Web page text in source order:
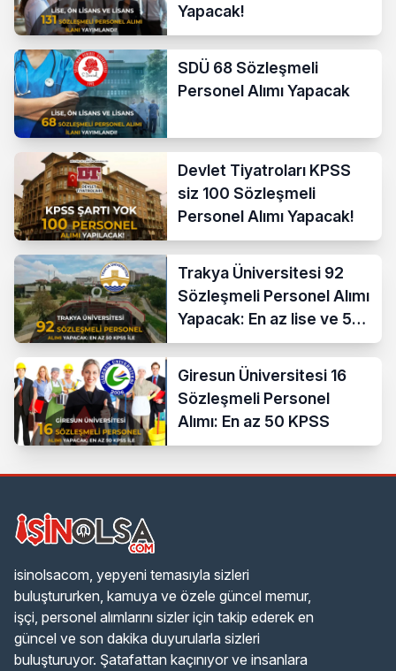
Yapacak!
SDÜ 68 Sözleşmeli
Personel Alımı Yapacak
Devlet Tiyatroları KPSS
siz 100 Sözleşmeli
Personel Alımı Yapacak!
Trakya Üniversitesi 92
Sözleşmeli Personel Alımı
Yapacak: En az lise ve 50
KPSS İle
Giresun Üniversitesi 16
Sözleşmeli Personel
Alımı: En az 50 KPSS
isinolsacom, yepyeni temasıyla sizleri
buluştururken, kamuya ve özele güncel memur,
işçi, personel alımlarını sizler için takip ederek en
güncel ve son dakika duyurularla sizleri
buluşturuyor. Şatafattan kaçınıyor ve insanlara